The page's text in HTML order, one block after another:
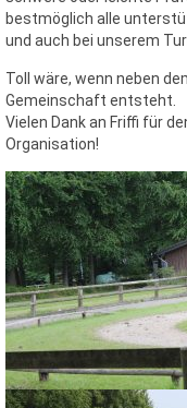
bestmöglich alle
und auch bei unserem
Toll wäre, wenn neben
Gemeinschaft entsteht.
Vielen Dank an Friffi für
Organisation!